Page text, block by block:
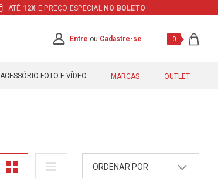
ATÉ 12X E PREÇO ESPECIAL NO BOLETO
Entre ou Cadastre-se 0
ACESSÓRIO FOTO E VÍDEO MARCAS OUTLET
ORDENAR POR